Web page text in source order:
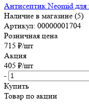
Антисептик Neomid для
Наличие в магазине (5)
Артикул: 00000001704
Розничная цена
715 ₽/шт
Акция
405 ₽/шт
-
Купить
Товар по акции